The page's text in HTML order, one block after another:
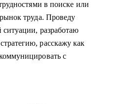
(скрининг с HR, финальное
- подготовиться к
(повышение или переговоры на
заметил и наконец начал
в поиске или
труда. Проведу
ситуации, разработаю
расскажу как
с